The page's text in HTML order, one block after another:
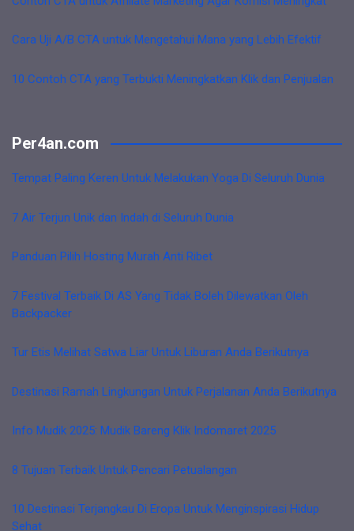
Cara Uji A/B CTA untuk Mengetahui Mana yang Lebih Efektif
10 Contoh CTA yang Terbukti Meningkatkan Klik dan Penjualan
Per4an.com
Tempat Paling Keren Untuk Melakukan Yoga Di Seluruh Dunia
7 Air Terjun Unik dan Indah di Seluruh Dunia
Panduan Pilih Hosting Murah Anti Ribet
7 Festival Terbaik Di AS Yang Tidak Boleh Dilewatkan Oleh
Backpacker
Tur Etis Melihat Satwa Liar Untuk Liburan Anda Berikutnya
Destinasi Ramah Lingkungan Untuk Perjalanan Anda Berikutnya
Info Mudik 2025: Mudik Bareng Klik Indomaret 2025
8 Tujuan Terbaik Untuk Pencari Petualangan
10 Destinasi Terjangkau Di Eropa Untuk Menginspirasi Hidup
Sehat